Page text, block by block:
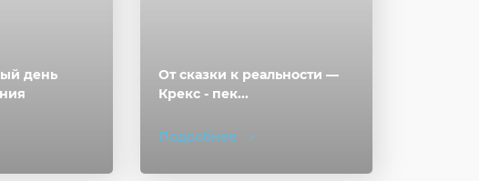
день
От сказки к реальности —
Крекс - пек...
Подробнее